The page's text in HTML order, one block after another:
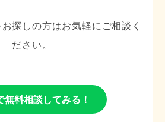
探しの方はお気軽にご相談く
ださい。
無料相談してみる！